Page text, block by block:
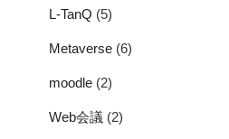
L-TanQ (5)
Metaverse (6)
moodle (2)
Web会議 (2)